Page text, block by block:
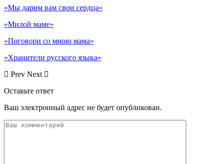
«Мы дарим вам свои сердца»
«Милой маме»
«Поговори со мною мама»
«Хранители русского языка»
Prev Next
Оставьте ответ
Ваш электронный адрес не будет опубликован.